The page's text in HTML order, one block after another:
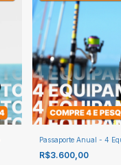
Passaporte Anual - 4
R$3.600,00